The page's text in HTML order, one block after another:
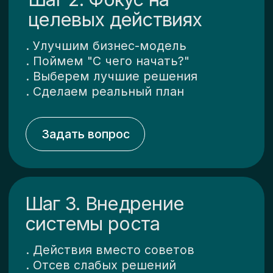
Итог: Бренд на рынке с ежегодным
ростом
Обсудить
НаПроект / аутсорс
подрядчиков
ОкиДоки / цифровые
документы
Точка А: Нулевая идея на уровне
гипотезы в 2022г.
Итог: Рабочий MVP с оборотом 47
Точка А: Зрелый продукт с целью